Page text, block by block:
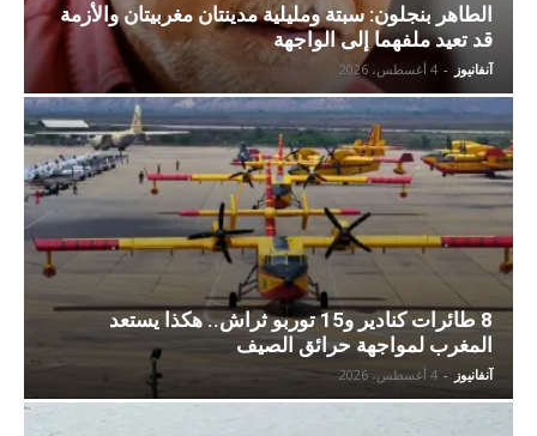
الطاهر بنجلون: سبتة ومليلية مدينتان مغربيتان والأزمة
قد تعيد ملفهما إلى الواجهة
آنفانيوز - 4 أغسطس، 2026
8 طائرات كنادير و15 توربو ثراش.. هكذا يستعد
المغرب لمواجهة حرائق الصيف
آنفانيوز - 4 أغسطس، 2026